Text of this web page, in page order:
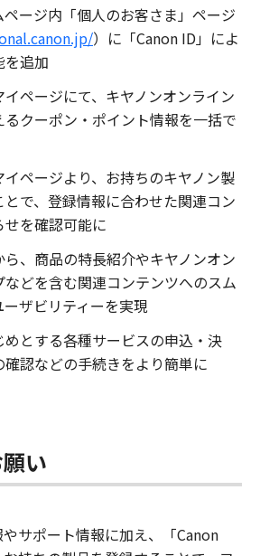
ージ内「個人のお客さま」ページ
）に「Canon ID」によ
を追加
ページにて、キヤノンオンライン
るクーポン・ポイント情報を一括で
イページより、お持ちのキヤノン製
で、登録情報に合わせた関連コン
を確認可能に
、商品の特長紹介やキヤノンオン
などを含む関連コンテンツへのスム
ザビリティーを実現
めとする各種サービスの申込・決
認などの手続きをより簡単に
い
サポート情報に加え、「Canon